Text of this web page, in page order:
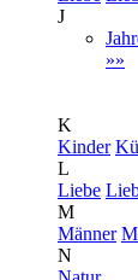
J
»»
K
Kinder
L
Liebe
M
Männer
N